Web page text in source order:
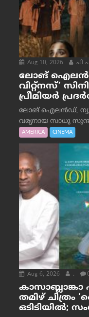
Aug 10, 2026 പി
ലോങ്
വിറ്റ്‌നസ്’
പ്രീമിയർ
ലോങ് ഐലൻഡ്,
വര്യനായ സാധു
AMERICA CINEMA
Aug 6, 2026 .
കാസാബ്ലാങ്കാ
തമിഴ് ചിത്രം
ഒടിടിയിൽ;